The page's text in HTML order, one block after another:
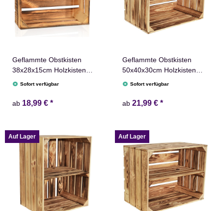
Geflammte Obstkisten
38x28x15cm Holzkisten
Weinkisten Holz Kisten
Gebrannt
Sofort verfügbar
ab 18,99 € *
Geflammte Obstkisten
50x40x30cm Holzkisten
Weinkisten Holz Kisten
Gebrannt
Sofort verfügbar
ab 21,99 € *
Auf Lager Auf Lager